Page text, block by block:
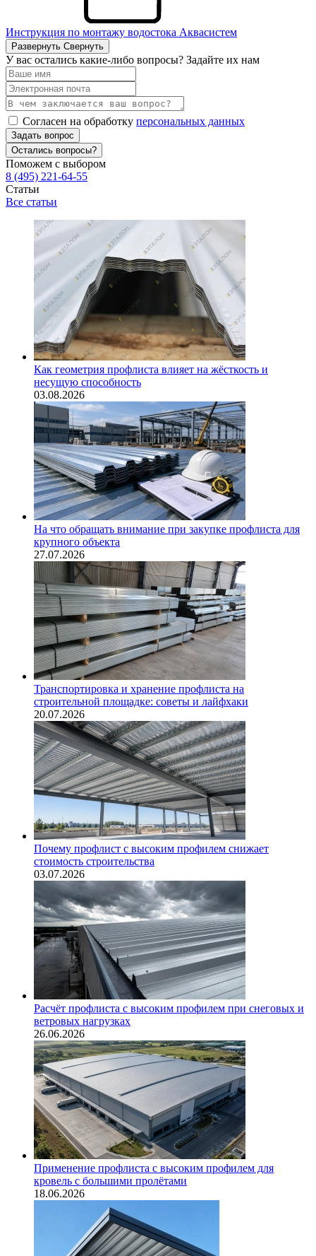
Инструкция по монтажу водостока Аквасистем
Развернуть Свернуть
У вас остались какие-либо вопросы? Задайте их нам
Согласен на обработку персональных данных
Задать вопрос
Остались вопросы?
Поможем с выбором
8 (495) 221-64-55
Статьи
Все статьи
Как геометрия профлиста влияет на жёсткость и
несущую способность
03.08.2026
На что обращать внимание при закупке профлиста для
крупного объекта
27.07.2026
Транспортировка и хранение профлиста на
строительной площадке: советы и лайфхаки
20.07.2026
Почему профлист с высоким профилем снижает
стоимость строительства
03.07.2026
Расчёт профлиста с высоким профилем при снеговых и
ветровых нагрузках
26.06.2026
Применение профлиста с высоким профилем для
кровель с большими пролётами
18.06.2026